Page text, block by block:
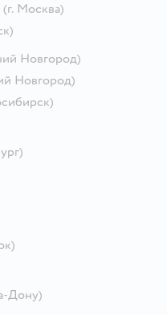
(г. Москва)
Новгород)
Новгород)
Дону)